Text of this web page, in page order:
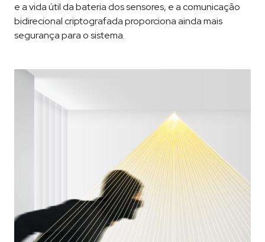
e a vida útil da bateria dos sensores, e a comunicação
bidirecional criptografada proporciona ainda mais
segurança para o sistema.